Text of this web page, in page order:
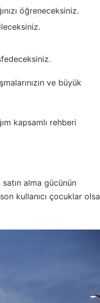
öğreneceksiniz.
ve büyük
kapsamlı rehberi
alma gücünün
kullanıcı çocuklar olsa